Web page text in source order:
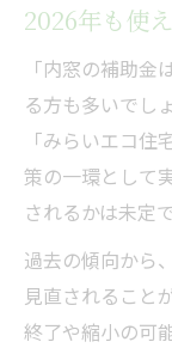
2026年も使
「内窓の補助
る方も多いでし
「みらいエコ
策の一環として
されるかは未定で
過去の傾向から
見直されること
終了や縮小の可